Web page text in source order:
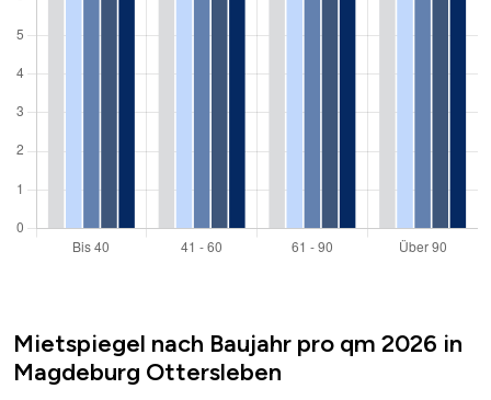
Mietspiegel nach Baujahr pro qm 2026 in
Magdeburg Ottersleben